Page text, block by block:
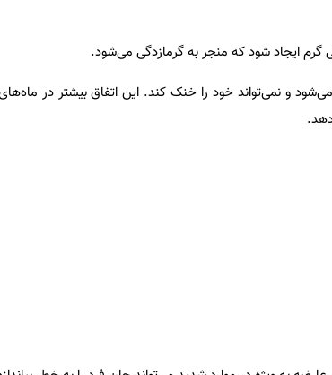
گرم ایجاد شود که منجر به گرمازدگی می‌شود.
و نمی‌تواند خود را خنک کند. این اتفاق بیشتر در